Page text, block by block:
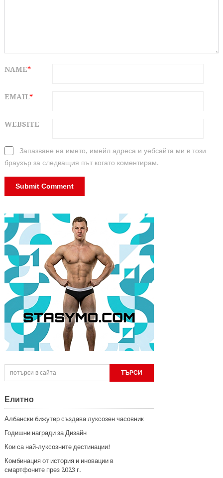
NAME*
EMAIL*
WEBSITE
Запазване на името, имейл адреса и уебсайта ми в този
браузър за следващия път когато коментирам.
Елитно
Албански бижутер създава луксозен часовник
Годишни награди за Дизайн
Кои са най-луксозните дестинации!
Комбинация от история и иновации в
смартфоните през 2023 г.